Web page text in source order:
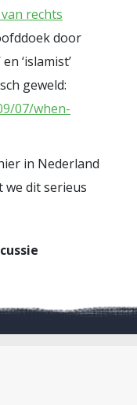
rechts
door
‘islamist’
geweld:
07/when-
in Nederland
we dit serieus